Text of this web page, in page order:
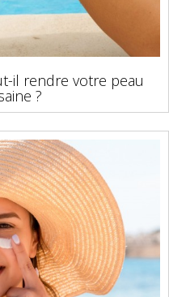
il rendre votre peau
?